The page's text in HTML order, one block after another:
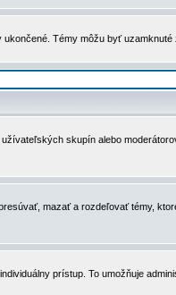
Témy môžu byť uzamknuté
skupín alebo
mazať a rozdeľovať témy,
prístup. To umožňuje